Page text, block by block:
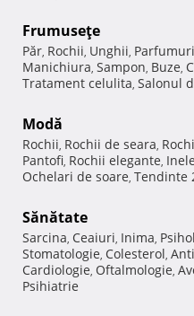
Frumuseţe
Păr, Rochii, Unghii, Parfumuri
Manichiura, Sampon, Buze,
Tratament celulita, Salonul
Modă
Rochii, Rochii de seara,
Pantofi, Rochii elegante,
Ochelari de soare, Tendinte
Sănătate
Sarcina, Ceaiuri, Inima,
Stomatologie, Colesterol,
Cardiologie, Oftalmologie,
Psihiatrie